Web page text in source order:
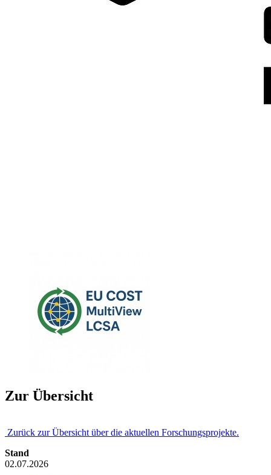
Zur Übersicht
Zurück zur Übersicht über die aktuellen Forschungsprojekte.
Stand
02.07.2026